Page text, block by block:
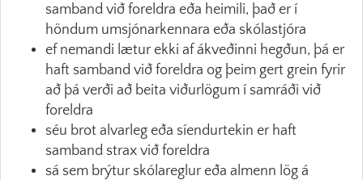
samband við foreldra eða heimili, það er í
höndum umsjónarkennara eða skólastjóra
ef nemandi lætur ekki af ákveðinni hegðun, þá er
haft samband við foreldra og þeim gert grein fyrir
að þá verði að beita viðurlögum í samráði við
foreldra
séu brot alvarleg eða síendurtekin er haft
samband strax við foreldra
sá sem brýtur skólareglur eða almenn lög á